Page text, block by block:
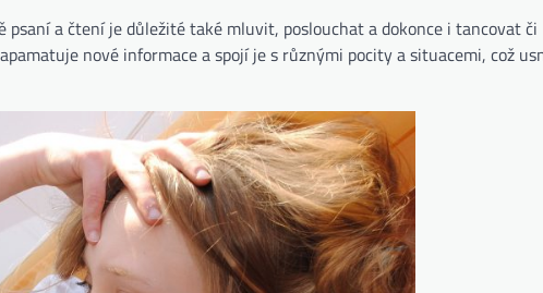
a čtení je důležité také mluvit, poslouchat a dokonce i tancovat či
nové informace a spojí je s různými pocity a situacemi, což